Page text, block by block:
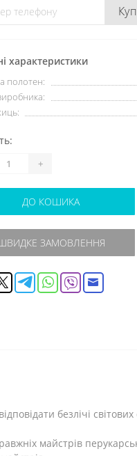
характеристики
полотен:
+
ДО КОШИКА
ЗАМОВЛЕННЯ
безлічі світових
майстрів